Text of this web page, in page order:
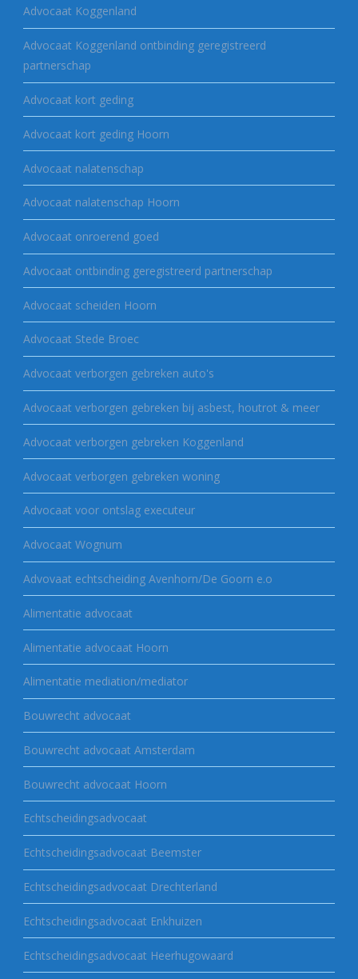
Advocaat Koggenland
Advocaat Koggenland ontbinding geregistreerd
partnerschap
Advocaat kort geding
Advocaat kort geding Hoorn
Advocaat nalatenschap
Advocaat nalatenschap Hoorn
Advocaat onroerend goed
Advocaat ontbinding geregistreerd partnerschap
Advocaat scheiden Hoorn
Advocaat Stede Broec
Advocaat verborgen gebreken auto's
Advocaat verborgen gebreken bij asbest, houtrot & meer
Advocaat verborgen gebreken Koggenland
Advocaat verborgen gebreken woning
Advocaat voor ontslag executeur
Advocaat Wognum
Advovaat echtscheiding Avenhorn/De Goorn e.o
Alimentatie advocaat
Alimentatie advocaat Hoorn
Alimentatie mediation/mediator
Bouwrecht advocaat
Bouwrecht advocaat Amsterdam
Bouwrecht advocaat Hoorn
Echtscheidingsadvocaat
Echtscheidingsadvocaat Beemster
Echtscheidingsadvocaat Drechterland
Echtscheidingsadvocaat Enkhuizen
Echtscheidingsadvocaat Heerhugowaard